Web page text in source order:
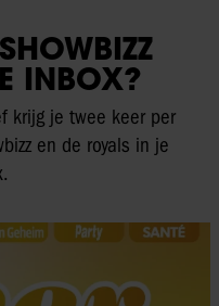
INBOX?
krijg je twee keer per
en de royals in je